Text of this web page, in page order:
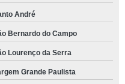
André
Bernardo do Campo
Lourenço da Serra
Grande Paulista